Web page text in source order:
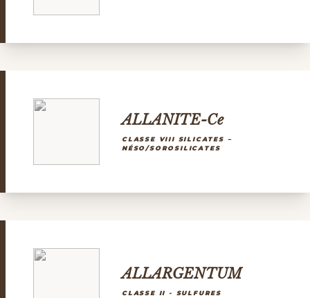
ALLANITE-Ce
CLASSE VIII SILICATES –
NÉSO/SOROSILICATES
ALLARGENTUM
CLASSE II - SULFURES